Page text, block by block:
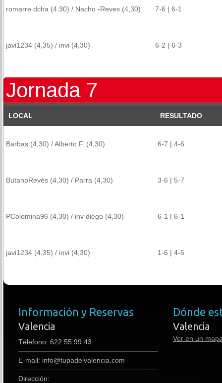
romarre dcha (4,30) / Nacho -Reves (4,30) 7-6 | 6-1
javi1234 (4,35) / invi (4,30) 6-2 | 6-3
Jornada 7
LOCAL RESULTADO
Barbas (4,30) / Alberto F. (4,30) 6-7 | 4-6
ButanoRevés (4,30) / Parra (4,30) 3-6 | 5-7
PColomina96 (4,30) / inv diego (4,30) 6-1 | 6-1
javi1234 (4,35) / invi (4,30) 1-6 | 4-6
Información y Reservas
Valencia
Télefono: 622 55 99 43
E-mail: info@tupadelvalencia.com
Dirección:
Dónde
Valencia
Ver en un